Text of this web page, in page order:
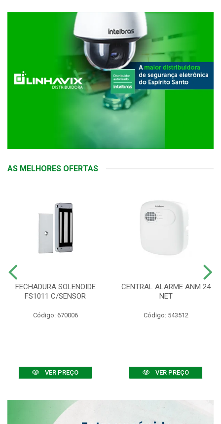
AS MELHORES OFERTAS
FECHADURA SOLENOIDE
FS1011 C/SENSOR
Código: 670006
VER PREÇO
CENTRAL ALARME ANM 24
NET
Código: 543512
VER PREÇO